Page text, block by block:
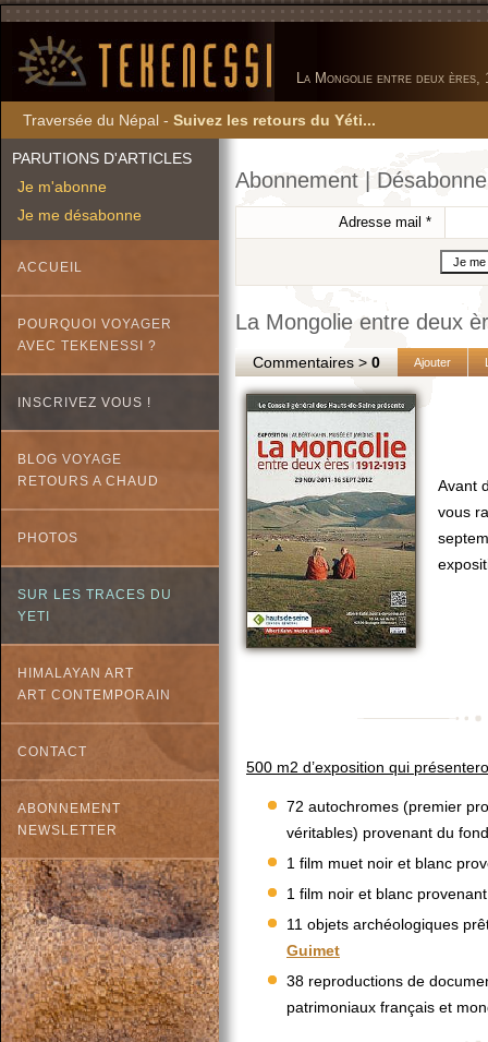
La Mongolie entre deux ères,
Traversée du Népal - Suivez les retours du Yéti...
PARUTIONS D'ARTICLES
Je m'abonne
Je me désabonne
ACCUEIL
POURQUOI VOYAGER
AVEC TEKENESSI ?
INSCRIVEZ VOUS !
BLOG VOYAGE
RETOURS A CHAUD
PHOTOS
SUR LES TRACES DU
YETI
HIMALAYAN ART
ART CONTEMPORAIN
CONTACT
ABONNEMENT
NEWSLETTER
Abonnement |
Adresse mail *
La Mongolie entre deux
Commentaires >0 Ajouter
Avant
vous
500 m2 d’exposition qui
72 autochromes (premier
véritables) provenant du
1 film muet noir et blanc
1 film noir et blanc
11 objets archéologiques
Guimet
38 reproductions de
patrimoniaux français et